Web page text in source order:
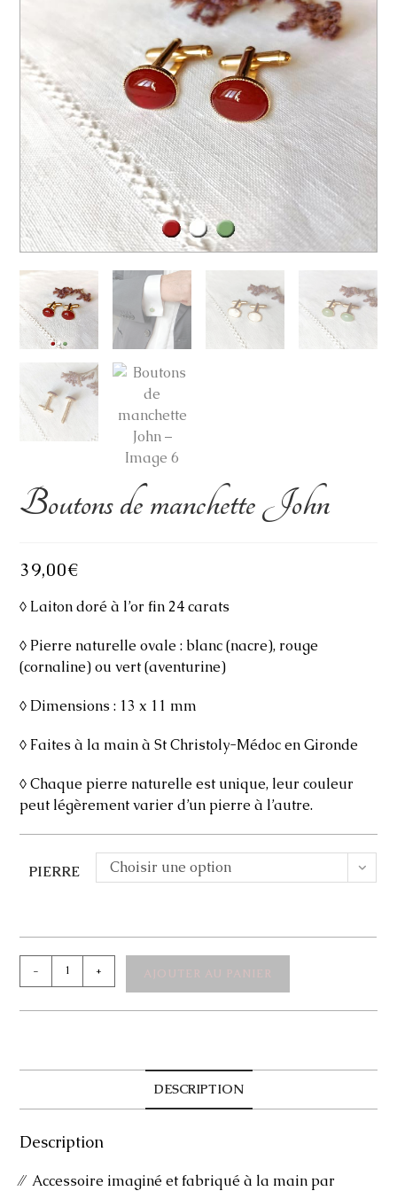
Boutons de manchette John
39,00€
◊ Laiton doré à l’or fin 24 carats
◊ Pierre naturelle ovale : blanc (nacre), rouge
(cornaline) ou vert (aventurine)
◊ Dimensions : 13 x 11 mm
◊ Faites à la main à St Christoly-Médoc en Gironde
◊ Chaque pierre naturelle est unique, leur couleur
peut légèrement varier d’un pierre à l’autre.
PIERRE Choisir une option
quantité
- + AJOUTER AU PANIER
DESCRIPTION
Description
⁄⁄ Accessoire imaginé et fabriqué à la main par